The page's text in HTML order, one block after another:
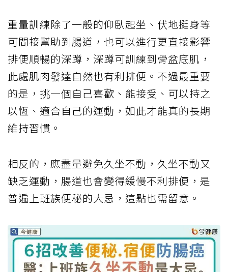
重量訓練除了一般的仰臥起坐、伏地挺身等
可間接幫助到腸道，也可以進行更直接影響
排便順暢的深蹲，深蹲可訓練到骨盆底肌，
此處肌肉發達自然也有利排便。不過最重要
的是，挑一個自己喜歡、能接受、可以持之
以恆、適合自己的運動，如此才能真的長期
維持習慣。
相反的，應盡量避免久坐不動，久坐不動又
缺乏運動，腸道也會變得緩慢不利排便，是
普遍上班族便秘的大忌，這點也需留意。